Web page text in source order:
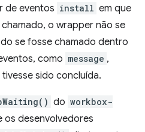
de eventos install em que
o wrapper não se
se fosse chamado dentro
como message ,
sido concluída.
do workbox-
os desenvolvedores